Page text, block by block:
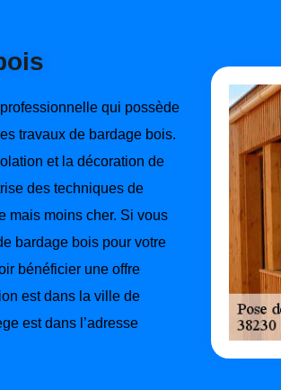
qui possède
travaux de bardage bois.
et la décoration de
des techniques de
mais moins cher. Si vous
bardage bois pour votre
bénéficier une offre
est dans la ville de
est dans l’adresse